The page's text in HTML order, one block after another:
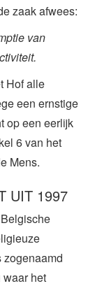
zaak afwees:
van
Hof alle
een ernstige
op een eerlijk
6 van het
Mens.
UIT 1997
het